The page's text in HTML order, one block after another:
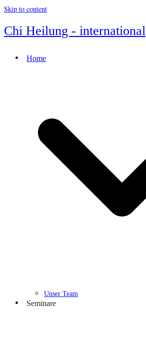
Skip to content
Chi Heilung - international
Home
Unser Team
Seminare